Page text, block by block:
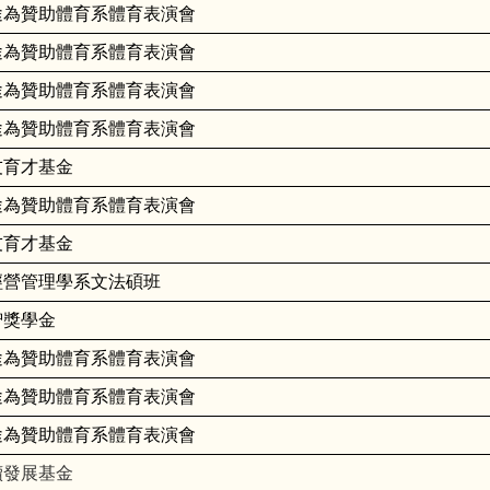
贊助體育系體育表演會
贊助體育系體育表演會
贊助體育系體育表演會
贊助體育系體育表演會
才基金
贊助體育系體育表演會
才基金
管理學系文法碩班
學金
贊助體育系體育表演會
贊助體育系體育表演會
贊助體育系體育表演會
展基金